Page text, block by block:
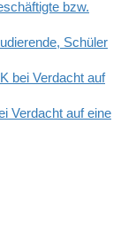
bzw.
Schüler
bei Verdacht auf
Verdacht auf eine